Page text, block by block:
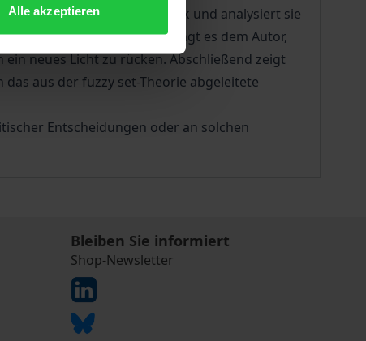
Alle akzeptierenGrundlagen zurück und analysiert sie
aufgedeckt. So gelingt es dem Autor,
neues Licht zu rücken. Abschließend zeigt
aus der fuzzy set-Theorie abgeleitete
Entscheidungen oder an solchen
Bleiben Sie informiert
Shop-Newsletter